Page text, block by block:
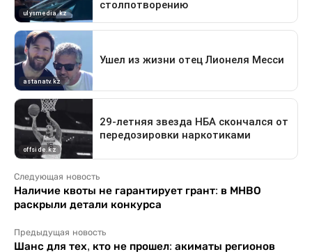
Следующая новость
Наличие квоты не гарантирует грант: в МНВО
раскрыли детали конкурса
Предыдущая новость
Шанс для тех, кто не прошел: акиматы регионов